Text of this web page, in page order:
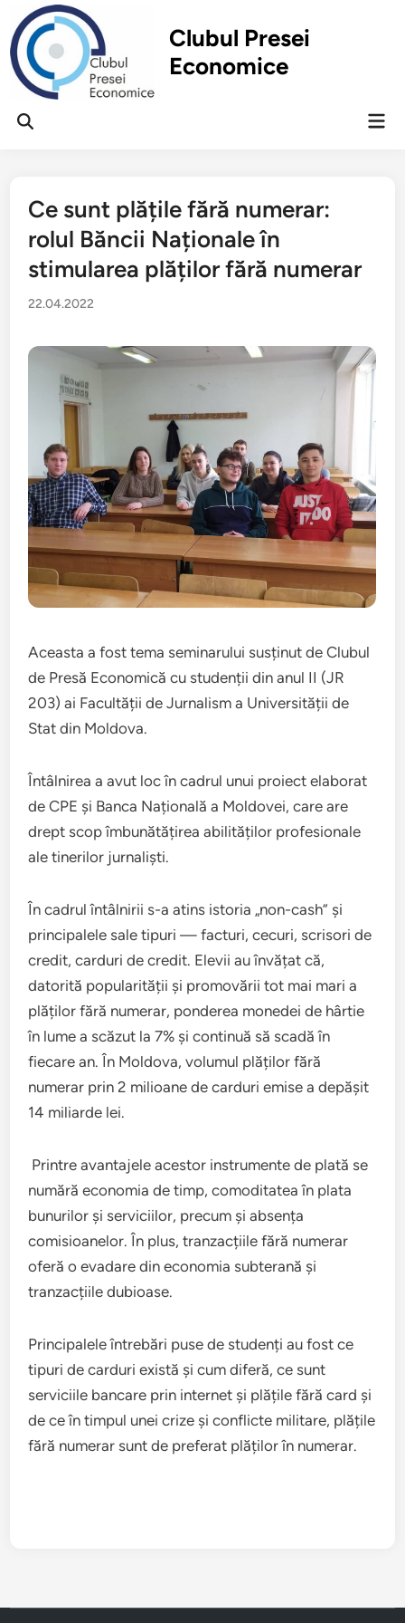
Перейти
содержимому
Clubul Presei
Economice
Открыть
Ce sunt plățile fără numerar:
rolul Băncii Naționale în
stimularea plăților fără numerar
22.04.2022
Aceasta a fost tema seminarului susținut de Clubul
de Presă Economică cu studenții din anul II (JR
203) ai Facultății de Jurnalism a Universității de
Stat din Moldova.
Întâlnirea a avut loc în cadrul unui proiect elaborat
de CPE și Banca Națională a Moldovei, care are
drept scop îmbunătățirea abilităților profesionale
ale tinerilor jurnaliști.
În cadrul întâlnirii s-a atins istoria „non-cash” și
principalele sale tipuri — facturi, cecuri, scrisori de
credit, carduri de credit. Elevii au învățat că,
datorită popularității și promovării tot mai mari a
plăților fără numerar, ponderea monedei de hârtie
în lume a scăzut la 7% și continuă să scadă în
fiecare an. În Moldova, volumul plăților fără
numerar prin 2 milioane de carduri emise a depășit
14 miliarde lei.
Printre avantajele acestor instrumente de plată se
numără economia de timp, comoditatea în plata
bunurilor și serviciilor, precum și absența
comisioanelor. În plus, tranzacțiile fără numerar
oferă o evadare din economia subterană și
tranzacțiile dubioase.
Principalele întrebări puse de studenți au fost ce
tipuri de carduri există și cum diferă, ce sunt
serviciile bancare prin internet și plățile fără card și
de ce în timpul unei crize și conflicte militare, plățile
fără numerar sunt de preferat plăților în numerar.